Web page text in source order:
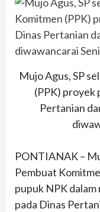
Mujo Agus, SP
(PPK) proyek
Pertanian
PONTIANAK –
Pembuat
pupuk NPK
pada Dinas